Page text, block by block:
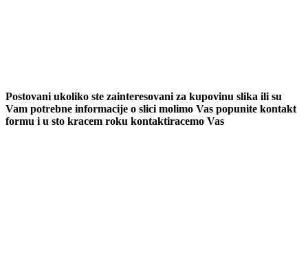
Postovani ukoliko ste zainteresovani za kupovinu slika ili su
Vam potrebne informacije o slici molimo Vas popunite kontakt
formu i u sto kracem roku kontaktiracemo Vas